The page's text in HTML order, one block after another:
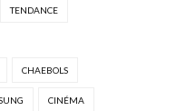
TENDANCE
CHAEBOLS
CINÉMA